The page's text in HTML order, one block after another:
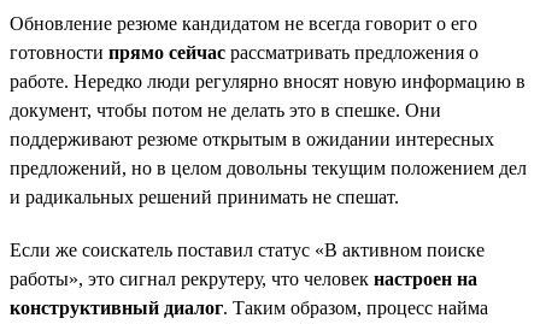
Обновление резюме кандидатом не всегда говорит о его
готовности прямо сейчас рассматривать предложения о
работе. Нередко люди регулярно вносят новую информацию в
документ, чтобы потом не делать это в спешке. Они
поддерживают резюме открытым в ожидании интересных
предложений, но в целом довольны текущим положением дел
и радикальных решений принимать не спешат.
Если же соискатель поставил статус «В активном поиске
работы», это сигнал рекрутеру, что человек настроен на
конструктивный диалог. Таким образом, процесс найма